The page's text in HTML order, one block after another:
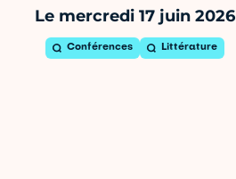
Le mercredi 17 juin 2026
Conférences Littérature